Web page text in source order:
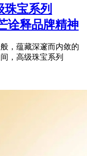
宝系列
诠释品牌精神
，蕴藏深邃而内敛的
，高级珠宝系列